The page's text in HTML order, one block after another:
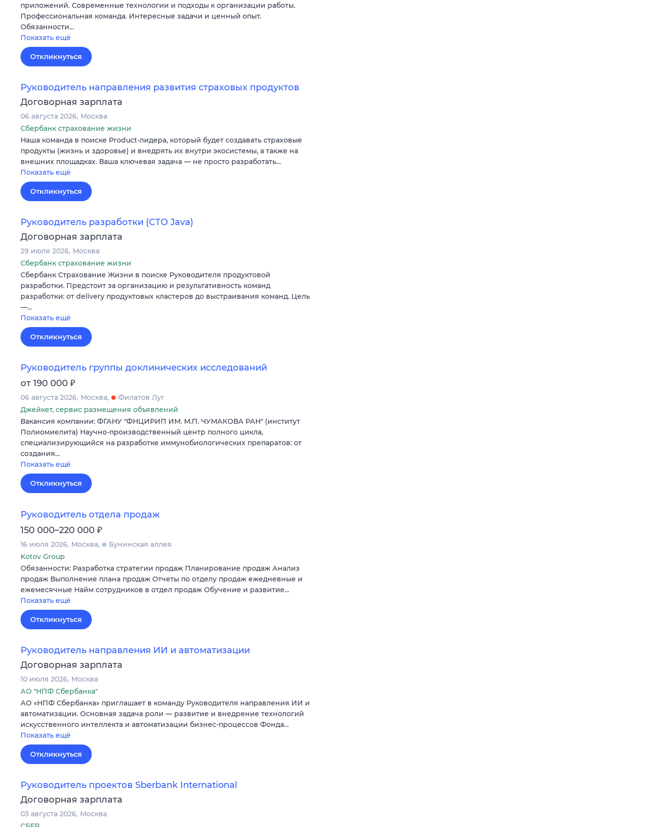
приложений. Современные технологии и подходы к организации работы.
Профессиональная команда. Интересные задачи и ценный опыт.
Обязанности…
Показать ещё
Откликнуться
Руководитель направления развития страховых продуктов
Договорная зарплата
06 августа 2026 Москва
Сбербанк страхование жизни
Наша команда в поиске Product-лидера, который будет создавать страховые
продукты (жизнь и здоровье) и внедрять их внутри экосистемы, а также на
внешних площадках. Ваша ключевая задача — не просто разработать…
Показать ещё
Откликнуться
Руководитель разработки (СТО Java)
Договорная зарплата
29 июля 2026 Москва
Сбербанк страхование жизни
Сбербанк Страхование Жизни в поиске Руководителя продуктовой
разработки. Предстоит за организацию и результативность команд
разработки: от delivery продуктовых кластеров до выстраивания команд. Цель
—…
Показать ещё
Откликнуться
Руководитель группы доклинических исследований
от 190 000 ₽
06 августа 2026 Москва
Филатов Луг
Джейкет, сервис размещения объявлений
Вакансия компании: ФГАНУ "ФНЦИРИП ИМ. М.П. ЧУМАКОВА РАН" (институт
Полиомиелита) Научно-производственный центр полного цикла,
специализирующийся на разработке иммунобиологических препаратов: от
создания…
Показать ещё
Откликнуться
Руководитель отдела продаж
150 000–220 000 ₽
16 июля 2026 Москва
Бунинская аллея
Kotov Group
Обязанности: Разработка стратегии продаж Планирование продаж Анализ
продаж Выполнение плана продаж Отчеты по отделу продаж ежедневные и
ежемесячные Найм сотрудников в отдел продаж Обучение и развитие…
Показать ещё
Откликнуться
Руководитель направления ИИ и автоматизации
Договорная зарплата
10 июля 2026 Москва
АО "НПФ Сбербанка"
АО «НПФ Сбербанка» приглашает в команду Руководителя направления ИИ и
автоматизации. Основная задача роли — развитие и внедрение технологий
искусственного интеллекта и автоматизации бизнес-процессов Фонда…
Показать ещё
Откликнуться
Руководитель проектов Sberbank International
Договорная зарплата
03 августа 2026 Москва